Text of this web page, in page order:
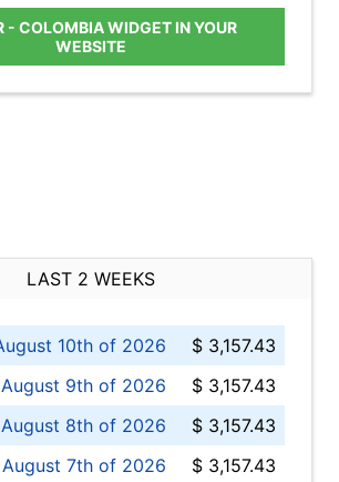
- COLOMBIA WIDGET IN YOUR
WEBSITE
LAST 2 WEEKS
10th of 2026
$ 3,157.43
9th of 2026
$ 3,157.43
8th of 2026
$ 3,157.43
7th of 2026
$ 3,157.43